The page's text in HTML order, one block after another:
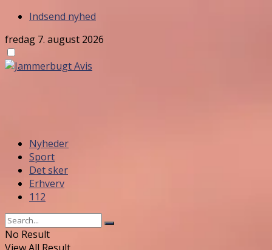
Indsend nyhed
fredag 7. august 2026
Nyheder
Sport
Det sker
Erhverv
112
No Result